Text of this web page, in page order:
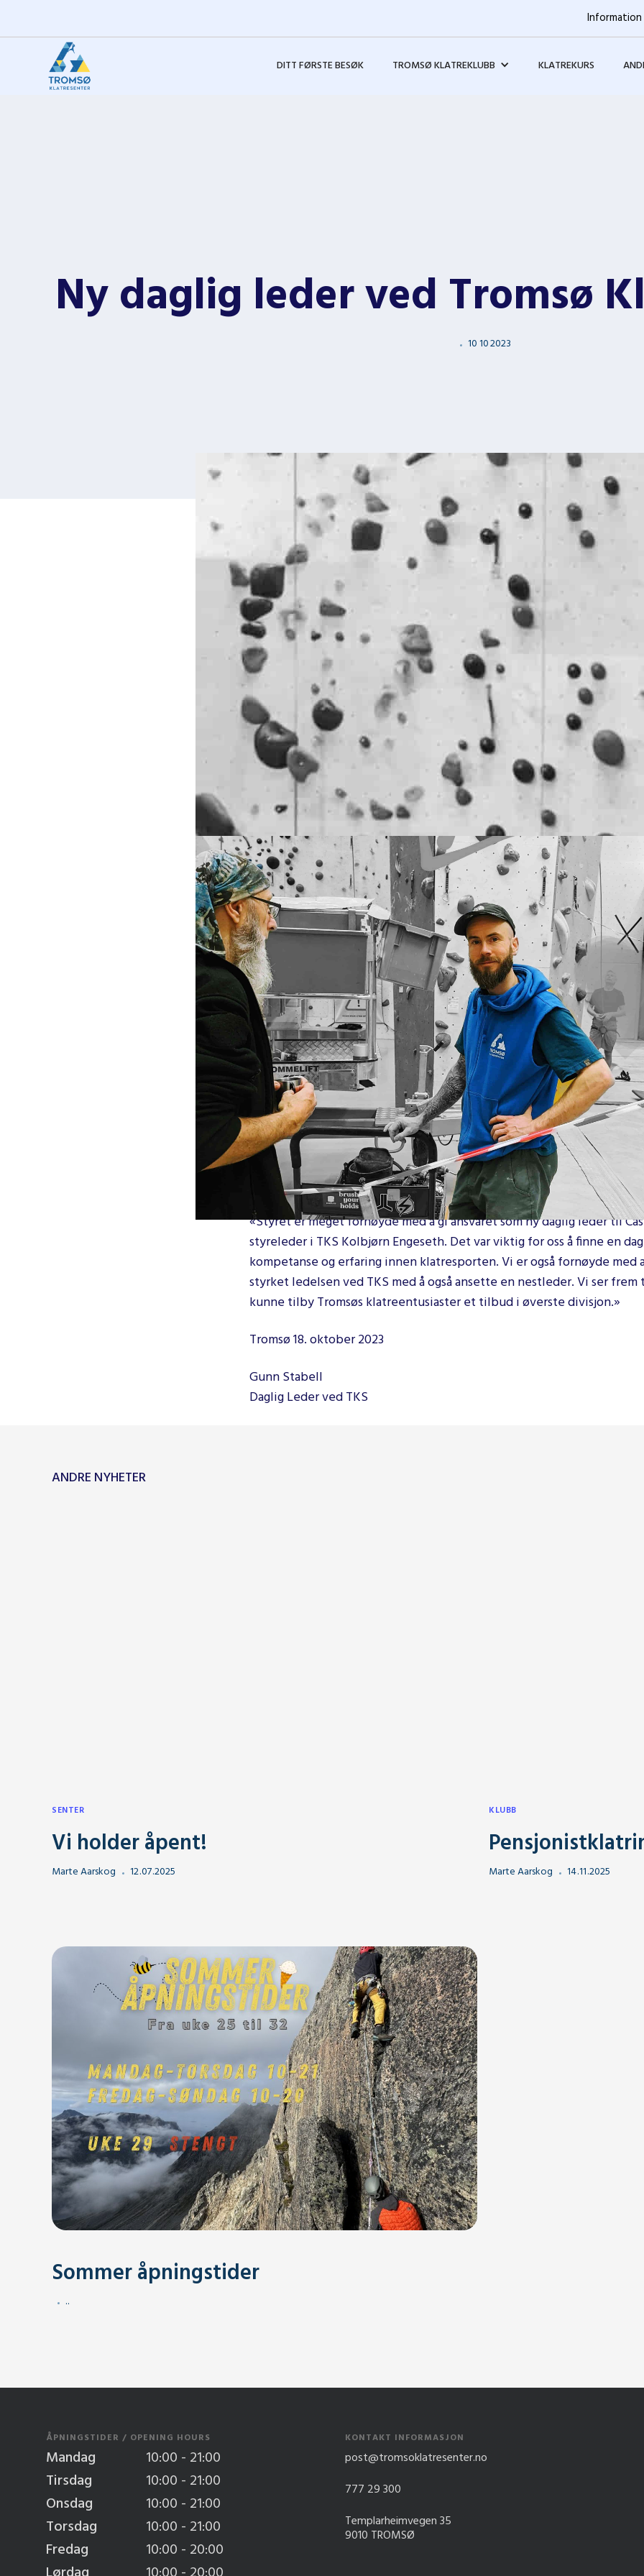
Information
DITT FØRSTE BESØK TROMSØ KLATREKLUBB KLATREKURS
Ny daglig leder ved Tromsø
10102023
Gunn Stabell, som har ledet Tromsø Klatresenter AS (TKS) siden
over i en stilling utenfor TKS. Casper Bjørn Bang-Helgestad er tilsatt
leder ved TKS.
Styret har valgt å gå for en todelt løsning med omorganisering av
ledelsen vil bestå av en leder og en nestleder. Outi Lassila er tilsatt
ved klatresenteret.
Casper begynner i stillingen som daglig leder 01.01.2024. Det gleder
er meget at se frem til! Vi er mange som møder os selv og hinanden
Tromsø Klatresenter. Det er vi et stærkt team, som nu skal fortsætte
så gode muligheder for, som overhovedet muligt."
Casper har tidligere er faring fra klatrebransjen i Danmark. Han har i 2
jobbet ved klatresenteret i Tromsø og har erfaring både fra resepsjon
årene som ruteskruer. Outi går inn i stilling som nestleder fra 19.10.2023.
«Styret er meget fornøyde med å gi ansvaret som ny daglig leder til
styreleder i TKS Kolbjørn Engeseth. Det var viktig for oss å finne en
kompetanse og erfaring innen klatresporten. Vi er også fornøyde med
styrket ledelsen ved TKS med å også ansette en nestleder. Vi ser
kunne tilby Tromsøs klatreentusiaster et tilbud i øverste divisjon.»
Tromsø 18. oktober 2023
Gunn Stabell
Daglig Leder ved TKS
ANDRE NYHETER
SENTER
Vi holder åpent!
Marte Aarskog 12.07.2025
KLUBB
Marte Aarskog 14.11.2025
Sommer åpningstider
..
ÅPNINGSTIDER / OPENING HOURS
Mandag
10:00 - 21:00
Tirsdag
10:00 - 21:00
Onsdag
10:00 - 21:00
Torsdag
10:00 - 21:00
Fredag
10:00 - 20:00
KONTAKT INFORMASJON
post@tromsoklatresenter.no
777 29 300
Templarheimvegen 35
9010 TROMSØ